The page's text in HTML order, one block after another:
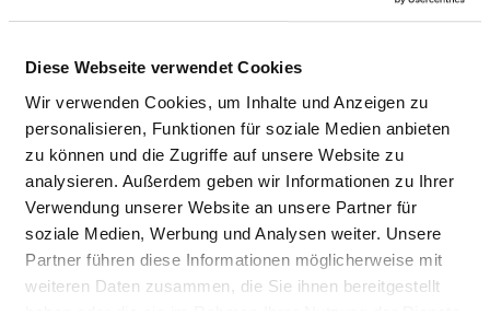
Diese Webseite verwendet Cookies
Wir verwenden Cookies, um Inhalte und Anzeigen zu
personalisieren, Funktionen für soziale Medien anbieten
zu können und die Zugriffe auf unsere Website zu
analysieren. Außerdem geben wir Informationen zu Ihrer
Verwendung unserer Website an unsere Partner für
soziale Medien, Werbung und Analysen weiter. Unsere
Partner führen diese Informationen möglicherweise mit
weiteren Daten zusammen, die Sie ihnen bereitgestellt
Passend dazu:
Medizinisch-pflegerische Leistungen
Service & Ausstattung